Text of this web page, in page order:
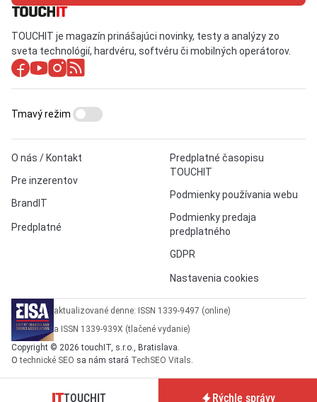
TOUCHIT je magazín prinášajúci novinky, testy a analýzy zo
sveta technológií, hardvéru, softvéru či mobilných operátorov.
O nás / Kontakt
Pre inzerentov
BrandIT
Predplatné
Predplatné časopisu
TOUCHIT
Podmienky používania webu
Podmienky predaja
predplatného
GDPR
Nastavenia cookies
Tmavý režim
aktualizované denne: ISSN 1339-9497 (online)
a ISSN 1339-939X (tlačené vydanie)
Copyright © 2026 touchIT, s.r.o., Bratislava.
Otechnické SEO sa nám stará TechSEO Vitals.
TOUCHIT Rýchle správy